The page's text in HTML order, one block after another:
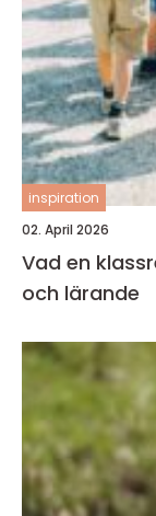
inspiration
02. April 2026
Vad en
och lärande